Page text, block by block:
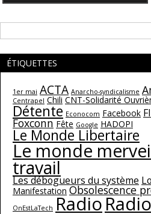
ÉTIQUETTES
1er mai ACTA Anarcho-syndicalisme
Centrapel Chili CNT-Solidarité
Détente Econocom Facebook
Foxconn Fête Google HADOPI
Le Monde Libertaire
Le monde
travail
Les débogueurs du système
Manifestation Obsolescence
OnEstLaTech Radio